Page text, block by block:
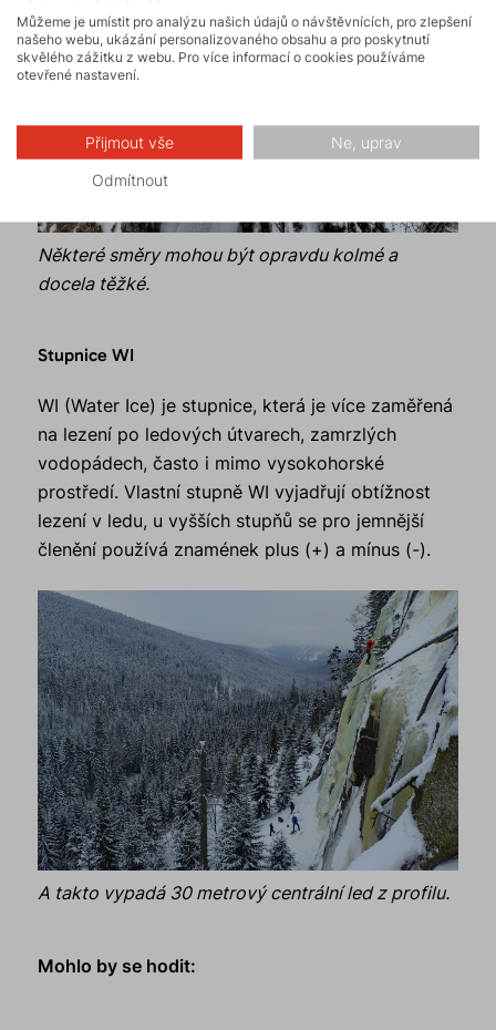
Některé směry mohou být opravdu kolmé a
docela těžké.
Stupnice WI
WI (Water Ice) je stupnice, která je více zaměřená
na lezení po ledových útvarech, zamrzlých
vodopádech, často i mimo vysokohorské
prostředí. Vlastní stupně WI vyjadřují obtížnost
lezení v ledu, u vyšších stupňů se pro jemnější
členění používá znamének plus (+) a mínus (-).
A takto vypadá 30 metrový centrální led z profilu.
Mohlo by se hodit:
Můžeme je umístit pro analýzu našich údajů o návštěvnících, pro zlepšení
našeho webu, ukázání personalizovaného obsahu a pro poskytnutí
skvělého zážitku z webu. Pro více informací o cookies používáme
otevřené nastavení.
Přijmout vše Ne, uprav
Odmítnout